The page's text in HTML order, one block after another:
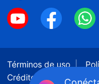
Términos de uso
Créditos
Política De